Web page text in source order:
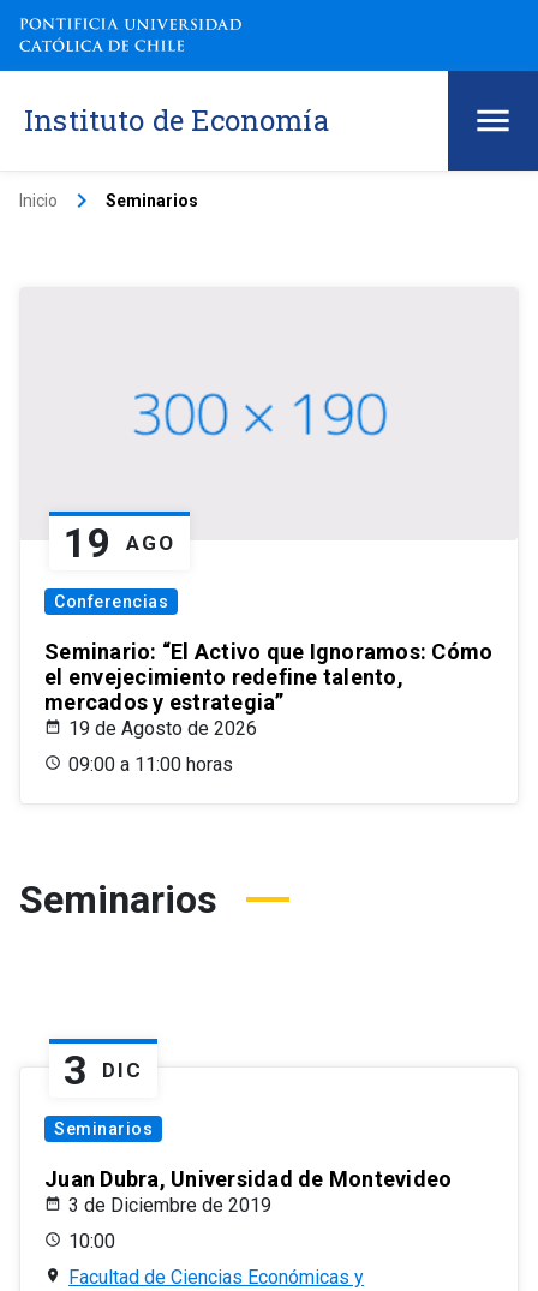
Instituto de Economía
Inicio keyboard_arrow_right Seminarios
19 AGO
Conferencias
Seminario: “El Activo que Ignoramos: Cómo
el envejecimiento redefine talento,
mercados y estrategia”
19 de Agosto de 2026
09:00 a 11:00 horas
Seminarios
3 DIC
Seminarios
Juan Dubra, Universidad de Montevideo
3 de Diciembre de 2019
10:00
Facultad de Ciencias Económicas y